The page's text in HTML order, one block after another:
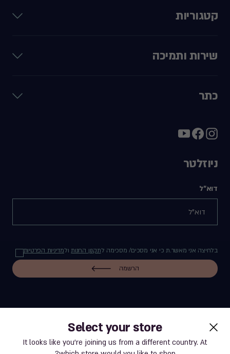
Select your store
It looks like you’re joining us from a different country. At
קטגוריות
שירות ותמיכה
כתר
ניוזלטר
דוא"ל
בלחיצה אני מאשר.ת כי אני מסכים/ מסכימה לתקנון החנותולמדיניות הפרטיות
הרשמה
label.payment